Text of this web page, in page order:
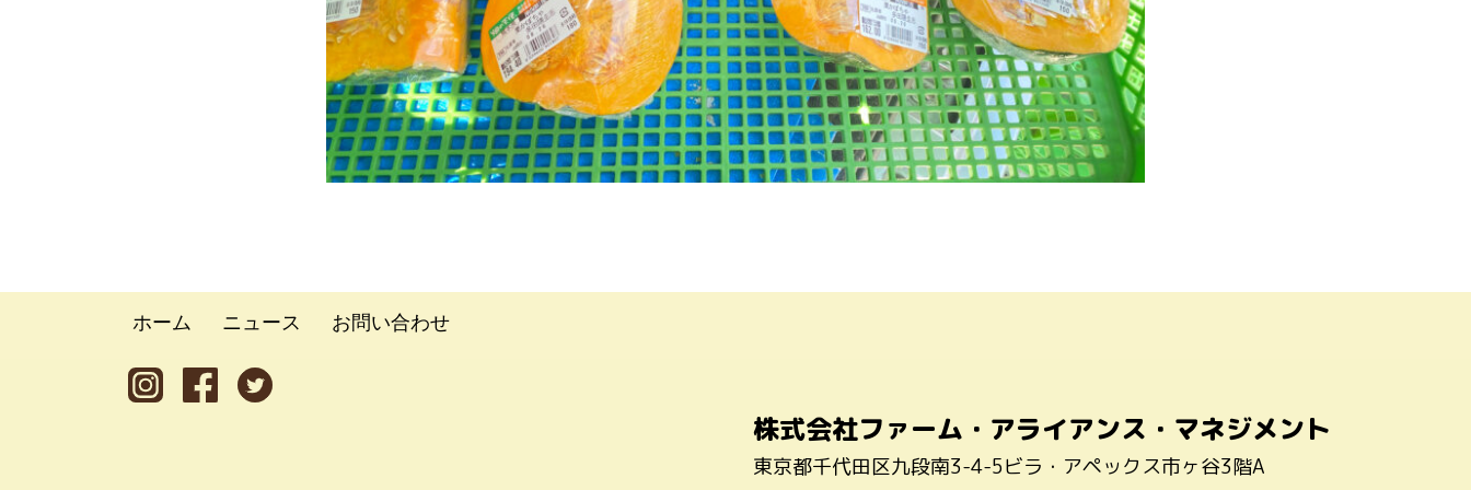
ホーム ニュース お問い合わせ
株式会社ファーム・アライアンス・マネジメント
東京都千代田区九段南3-4-5ビラ・アペックス市ヶ谷3階A